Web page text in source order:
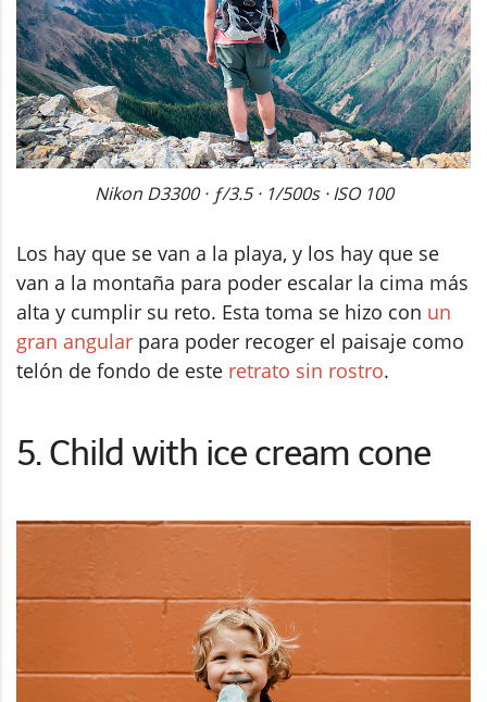
Nikon D3300 · ƒ/3.5 · 1/500s · ISO 100
Los hay que se van a la playa, y los hay que se
van a la montaña para poder escalar la cima más
alta y cumplir su reto. Esta toma se hizo con un
gran angular para poder recoger el paisaje como
telón de fondo de este retrato sin rostro.
5. Child with ice cream cone